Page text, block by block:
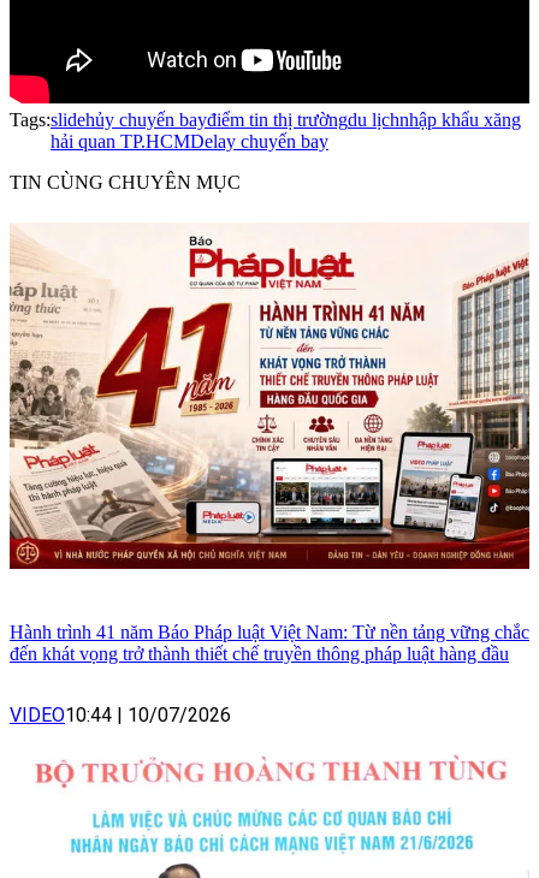
Tags:slidehủy chuyến bayđiểm tin thị trườngdu lịchnhập khẩu xăng
hải quan TP.HCMDelay chuyến bay
TIN CÙNG CHUYÊN MỤC
Hành trình 41 năm Báo Pháp luật Việt Nam: Từ nền tảng vững chắc
đến khát vọng trở thành thiết chế truyền thông pháp luật hàng đầu
VIDEO10:44 | 10/07/2026